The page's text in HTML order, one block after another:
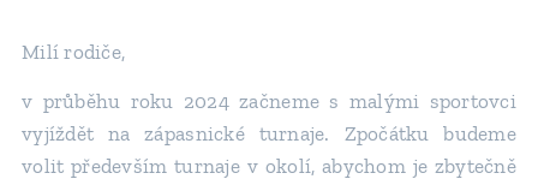
Milí rodiče,
v průběhu roku 2024 začneme s malými sportovci
vyjíždět na zápasnické turnaje. Zpočátku budeme
volit především turnaje v okolí, abychom je zbytečně